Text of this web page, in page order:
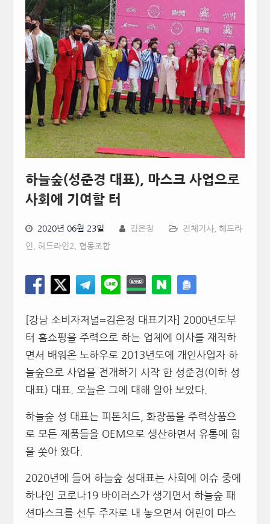
하늘숲(성준경 대표), 마스크 사업으로
사회에 기여할 터
2020년 06월 23일 김은정 전체기사, 헤드라
인 헤드라인2 협동조합
[강남 소비자저널=김은정 대표기자] 2000년도부
터 홈쇼핑을 주력으로 하는 업체에 이사를 재직하
면서 배워온 노하우로 2013년도에 개인사업자 하
늘숲으로 사업을 전개하기 시작 한 성준경(이하 성
대표) 대표. 오늘은 그에 대해 알아 보았다.
하늘숲 성 대표는 피톤치드, 화장품을 주력상품으
로 모든 제품들을 OEM으로 생산하면서 유통에 힘
을 쏫아 왔다.
2020년에 들어 하늘숲 성대표는 사회에 이슈 중에
하나인 코로나19 바이러스가 생기면서 하늘숲 패
션마스크를 선두 주자로 내 놓으면서 어린이 마스